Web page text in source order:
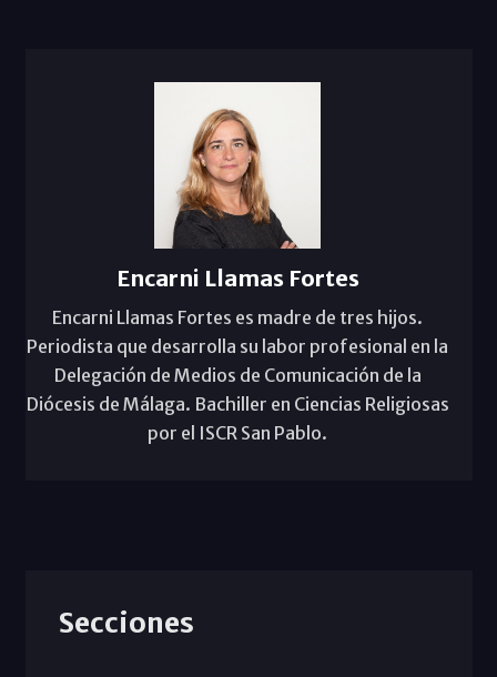
Encarni Llamas Fortes
Encarni Llamas Fortes es madre de tres hijos.
Periodista que desarrolla su labor profesional en la
Delegación de Medios de Comunicación de la
Diócesis de Málaga. Bachiller en Ciencias Religiosas
por el ISCR San Pablo.
Secciones